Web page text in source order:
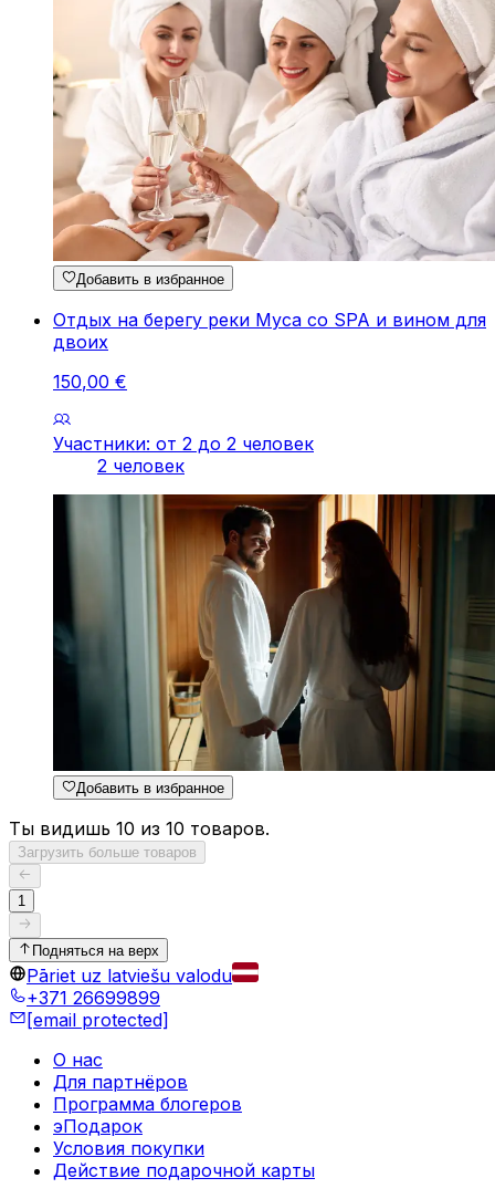
Добавить в избранное
Отдых на берегу реки Муса со SPA и вином для
двоих
150,00 €
Участники: от 2 до 2 человек
2 человек
Добавить в избранное
Ты видишь 10 из 10 товаров.
Загрузить больше товаров
1
Подняться на верх
Pāriet uz latviešu valodu
+371 26699899
[email protected]
О нас
Для партнёров
Программа блогеров
эПодарок
Условия покупки
Действие подарочной карты